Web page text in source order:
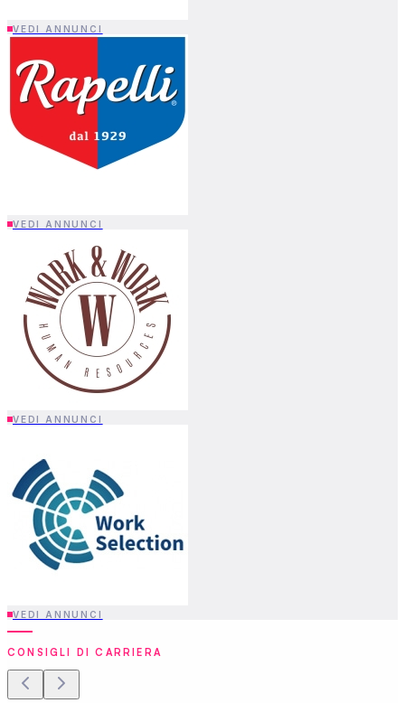
VEDI ANNUNCI
VEDI ANNUNCI
VEDI ANNUNCI
VEDI ANNUNCI
CONSIGLI DI CARRIERA